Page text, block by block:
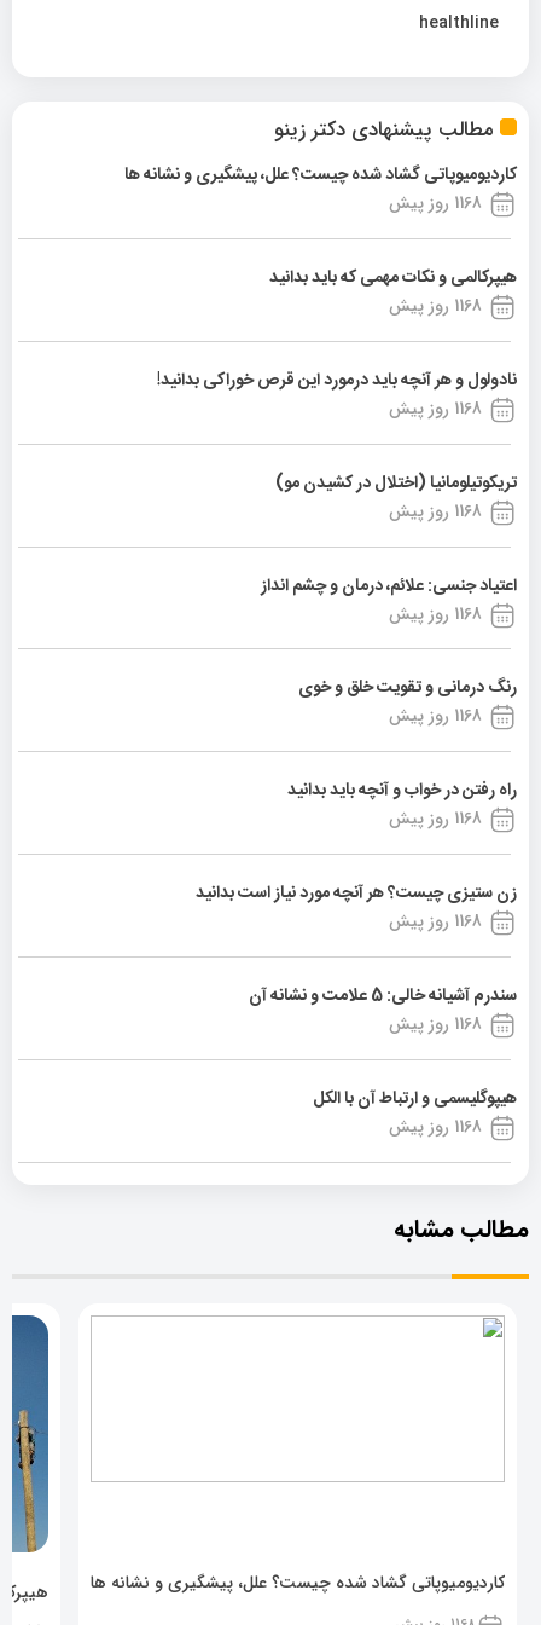
مطالب پیشنهادی دکتر زینو
کاردیومیوپاتی گشاد شده چیست؟ علل، پیشگیری و نشانه ها
1168 روز پیش
هیپرکالمی و نکات مهمی که باید بدانید
1168 روز پیش
نادولول و هر آنچه باید درمورد این قرص خوراکی بدانید!
1168 روز پیش
تریکوتیلومانیا (اختلال در کشیدن مو)
1168 روز پیش
اعتیاد جنسی: علائم، درمان و چشم انداز
1168 روز پیش
رنگ درمانی و تقویت خلق و خوی
1168 روز پیش
راه رفتن در خواب و آنچه باید بدانید
1168 روز پیش
زن ستیزی چیست؟ هر آنچه مورد نیاز است بدانید
1168 روز پیش
سندرم آشیانه خالی: 5 علامت و نشانه آن
1168 روز پیش
هیپوگلیسمی و ارتباط آن با الکل
1168 روز پیش
healthline
مطالب مشابه
کاردیومیوپاتی گشاد شده چیست؟ علل، پیشگیری و نشانه ها